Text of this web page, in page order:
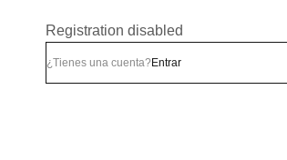
Registration disabled
¿Tienes una cuenta? Entrar